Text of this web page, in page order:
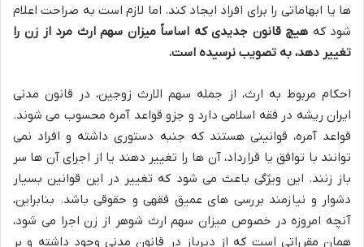
ها یا ابهاماتی را برای افراد ایجاد کند. اما لازم است به صراحت اعلام
شود که هیچ قانون جدیدی که اساساً میزان سهم ارث مرد از زن را
تغییر دهد، به تصویب نرسیده است.
احکام مربوط به ارث، از جمله سهم الارث زوجین، در قانون مدنی
ایران ریشه در فقه اسلامی دارد و جزو قواعد آمره محسوب می شوند.
قواعد آمره، قوانینی هستند که جنبه دستوری داشته و افراد نمی
توانند با توافق یا قرارداد، آن ها را تغییر دهند یا از اجرای آن ها سر
باز زنند. این ویژگی باعث می شود که تغییر در این قوانین بسیار
دشوار و نیازمند بررسی های عمیق فقهی و حقوقی باشد. بنابراین،
آنچه امروزه در خصوص میزان سهم ارث شوهر از زن اجرا می شود،
همان مقرراتی است که از دیرباز در قانون مدنی وجود داشته و بر